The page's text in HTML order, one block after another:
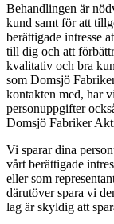
Behandlingen är
kund samt för att
berättigade intresse
till dig och att
kvalitativ och bra
som Domsjö
kontakten med, har
personuppgifter
Domsjö Fabriker
Vi sparar dina
vårt berättigade
eller som
därutöver spara vi
lag är skyldig att